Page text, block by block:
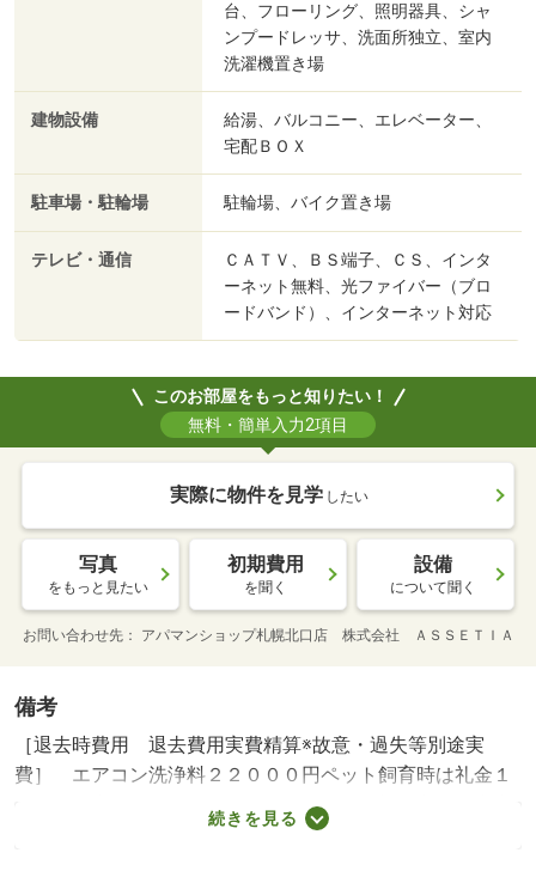
台、フローリング、照明器具、シャ
ンプードレッサ、洗面所独立、室内
洗濯機置き場
建物設備
給湯、バルコニー、エレベーター、
宅配ＢＯＸ
駐車場・駐輪場 駐輪場、バイク置き場
テレビ・通信
ＣＡＴＶ、ＢＳ端子、ＣＳ、インタ
ーネット無料、光ファイバー（ブロ
ードバンド）、インターネット対応
このお部屋をもっと知りたい！
無料・簡単入力2項目
実際に物件を見学 したい
写真
をもっと見たい
初期費用
を聞く
設備
について聞く
お問い合わせ先 アパマンショップ札幌北口店 株式会社 ＡＳＳＥＴＩＡ
備考
［退去時費用 退去費用実費精算※故意・過失等別途実
費］ エアコン洗浄料２２０００円ペット飼育時は礼金１
ヶ月と消毒料２．２万円が必要です。ご希望の方には中古
品にはなりますが、冷蔵庫、洗濯機、電子レンジを無料で
続きを見る